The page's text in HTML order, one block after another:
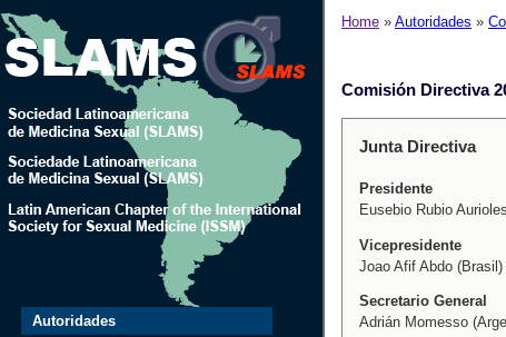
Autoridades
Home » Autoridades »
Comisión Directiva
Junta Directiva
Presidente
Eusebio Rubio
Vicepresidente
Joao Afif Abdo (Brasil)
Secretario General
Adrián Momesso